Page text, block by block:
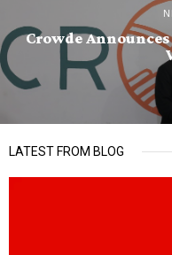
Crowde
LATEST FROM BLOG